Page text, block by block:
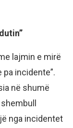
lajmin e mirë
incidente”.
në shumë
nga incidentet